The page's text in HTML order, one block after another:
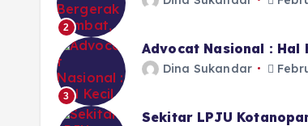
2
3
Advocat Nasional : Hal
Dina Sukandar
Sekitar LPJU